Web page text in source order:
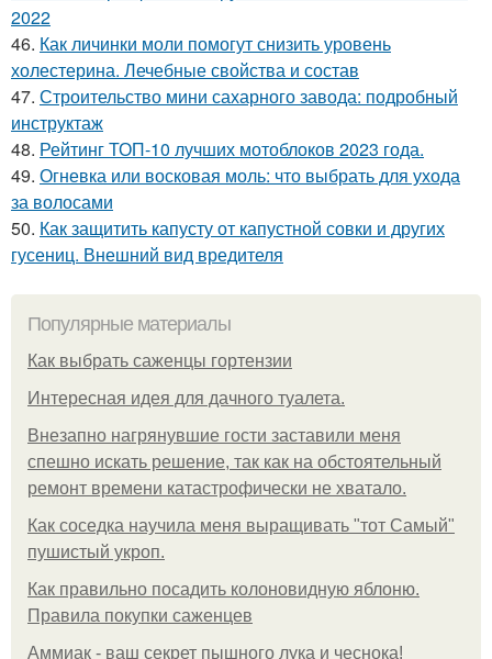
2022
46. Как личинки моли помогут снизить уровень
холестерина. Лечебные свойства и состав
47. Строительство мини сахарного завода: подробный
инструктаж
48. Рейтинг ТОП-10 лучших мотоблоков 2023 года.
49. Огневка или восковая моль: что выбрать для ухода
за волосами
50. Как защитить капусту от капустной совки и других
гусениц. Внешний вид вредителя
Популярные материалы
Как выбрать саженцы гортензии
Интересная идея для дачного туалета.
Внезапно нагрянувшие гости заставили меня
спешно искать решение, так как на обстоятельный
ремонт времени катастрофически не хватало.
Как соседка научила меня выращивать "тот Самый"
пушистый укроп.
Как правильно посадить колоновидную яблоню.
Правила покупки саженцев
Аммиак - ваш секрет пышного лука и чеснока!